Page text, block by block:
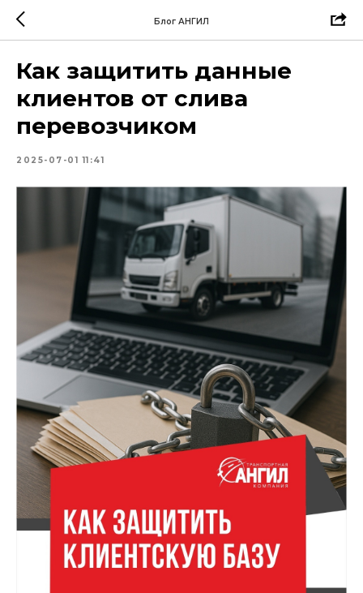
Блог АНГИЛ
Как защитить данные
клиентов от слива
перевозчиком
2025-07-01 11:41